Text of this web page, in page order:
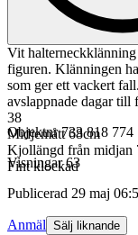
Vit halterneckklänning
figuren. Klänningen
som ger ett vackert
avslappnade dagar till
38
Midjemått 68cm
Kjollängd från midjan
Fint klockad
Objektnr 733 818 774
Visningar 63
Publicerad 29 maj
Anmäl Sälj liknande